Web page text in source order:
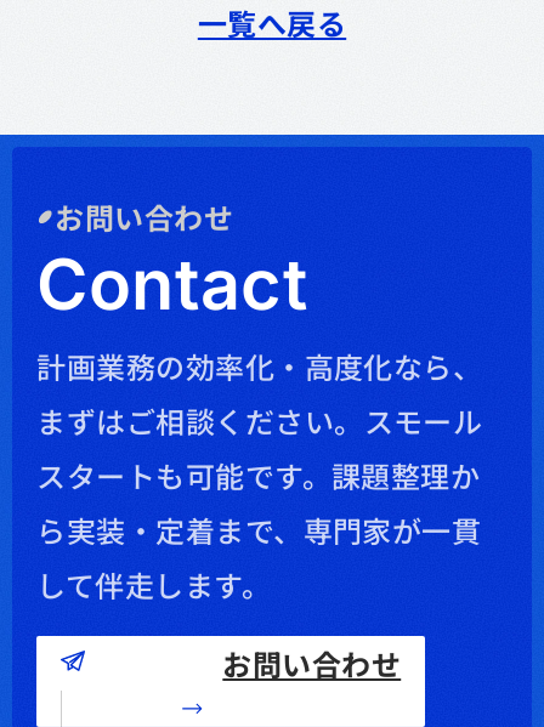
一覧へ戻る
お問い合わせ
Contact
計画業務の効率化・高度化なら、
まずはご相談ください。 スモール
スタートも可能です。課題整理か
ら実装・定着まで、専門家が一貫
して伴走します。
お問い合わせ